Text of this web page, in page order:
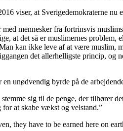
viser, at Sverigedemokraterne nu
mennesker fra fortrinsvis
at det så er muslimernes
kan ikke leve af at være muslim,
det allerhelligste princip, og
unødvendig byrde på de
sig til de penge, der tilhører
for at skabe vækst og velstand.”
they have to be earned here on